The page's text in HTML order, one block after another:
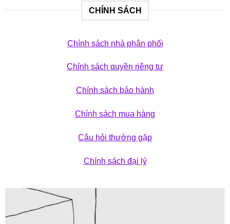
CHÍNH SÁCH
Chính sách nhà phân phối
Chính sách quyền riêng tư
Chính sách bảo hành
Chính sách mua hàng
Câu hỏi thường gặp
Chính sách đại lý